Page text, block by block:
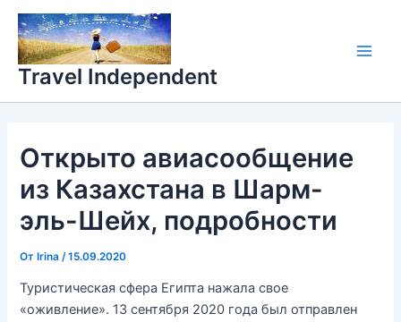
Перейти
содержимому
Travel Independent
Открыто авиасообщение
из Казахстана в Шарм-
эль-Шейх, подробности
От Irina/15.09.2020
Туристическая сфера Египта нажала свое
«оживление». 13 сентября 2020 года был отправлен